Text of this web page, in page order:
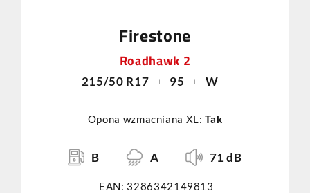
Firestone
Roadhawk 2
215/50 R17 95 W
Opona wzmacniana XL:Tak
B A 71 dB
EAN: 3286342149813